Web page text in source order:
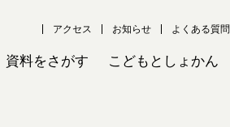
アクセス お知らせ よくある質問
資料をさがす こどもとしょかん